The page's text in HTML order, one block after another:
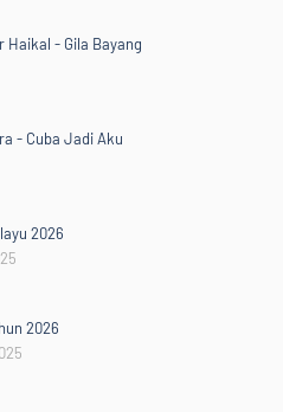
Haikal - Gila Bayang
- Cuba Jadi Aku
2026
2026